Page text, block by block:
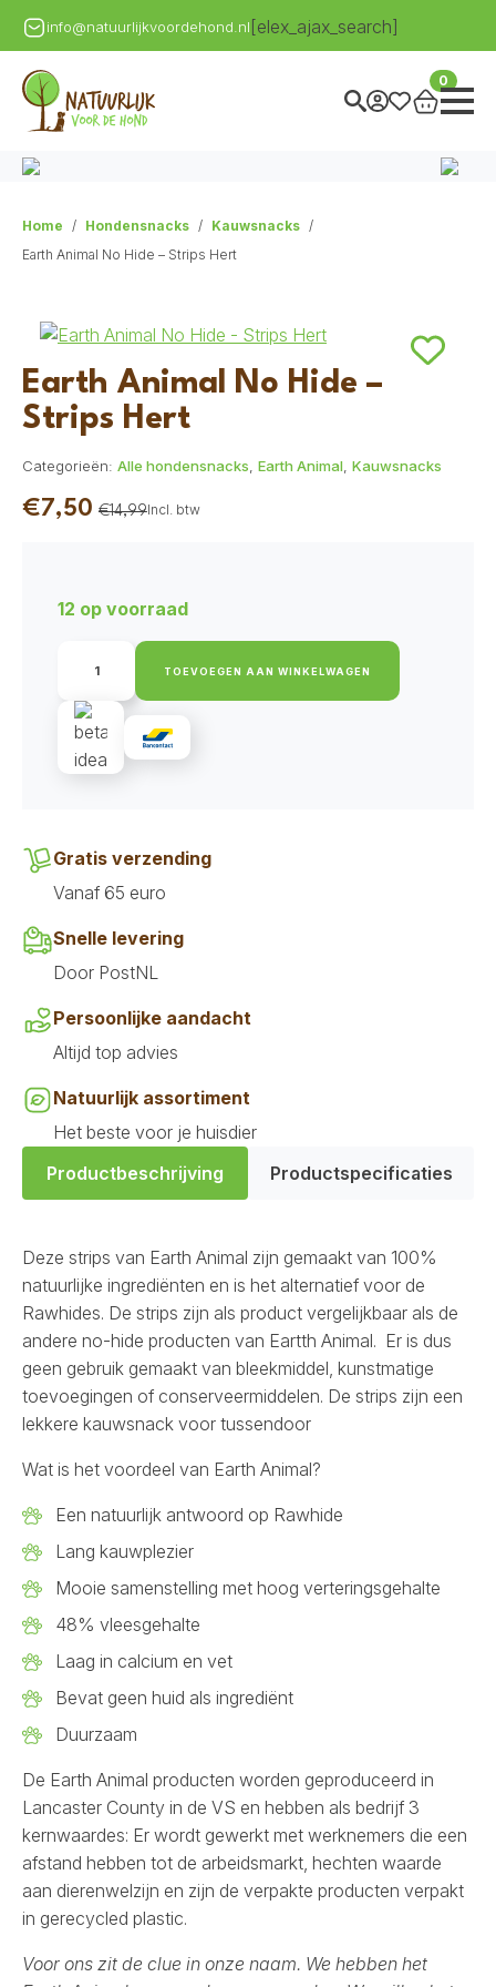
info@natuurlijkvoordehond.nl [elex_ajax_search]
0
Home Hondensnacks
Kauwsnacks
Earth Animal No Hide – Strips Hert
Earth Animal No Hide –
Strips Hert
Categorieën: Alle hondensnacks, Earth Animal, Kauwsnacks
€14,99
Oorspronkelijke
€14,99.
€7,50
Huidige
€7,50.
Incl. btw
12 op voorraad
Animal
Hide
Strips
Hert
aantal
TOEVOEGEN AAN WINKELWAGEN
Gratis verzending
Vanaf 65 euro
Snelle levering
Door PostNL
Persoonlijke aandacht
Altijd top advies
Natuurlijk assortiment
Het beste voor je huisdier
Productbeschrijving
Productspecificaties
Deze strips van Earth Animal zijn gemaakt van 100%
natuurlijke ingrediënten en is het alternatief voor de
Rawhides. De strips zijn als product vergelijkbaar als de
andere no-hide producten van Eartth Animal. Er is dus
geen gebruik gemaakt van bleekmiddel, kunstmatige
toevoegingen of conserveermiddelen. De strips zijn een
lekkere kauwsnack voor tussendoor
Wat is het voordeel van Earth Animal?
Een natuurlijk antwoord op Rawhide
Lang kauwplezier
Mooie samenstelling met hoog verteringsgehalte
48% vleesgehalte
Laag in calcium en vet
Bevat geen huid als ingrediënt
Duurzaam
De Earth Animal producten worden geproduceerd in
Lancaster County in de VS en hebben als bedrijf 3
kernwaardes: Er wordt gewerkt met werknemers die een
afstand hebben tot de arbeidsmarkt, hechten waarde
aan dierenwelzijn en zijn de verpakte producten verpakt
in gerecycled plastic.
Voor ons zit de clue in onze naam. We hebben het